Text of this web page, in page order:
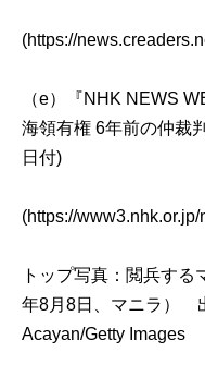
(https://
（e）
『NHK NEWS
海領有権 6年前の仲裁
日付)
(https://
トップ写真：閲兵す
年8月8日、マニラ）
Acayan/Getty Images